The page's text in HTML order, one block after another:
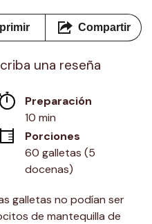
Compartir
una reseña
Preparación
10 min
Porciones
60 galletas (5
docenas)
galletas no podían ser
de mantequilla de